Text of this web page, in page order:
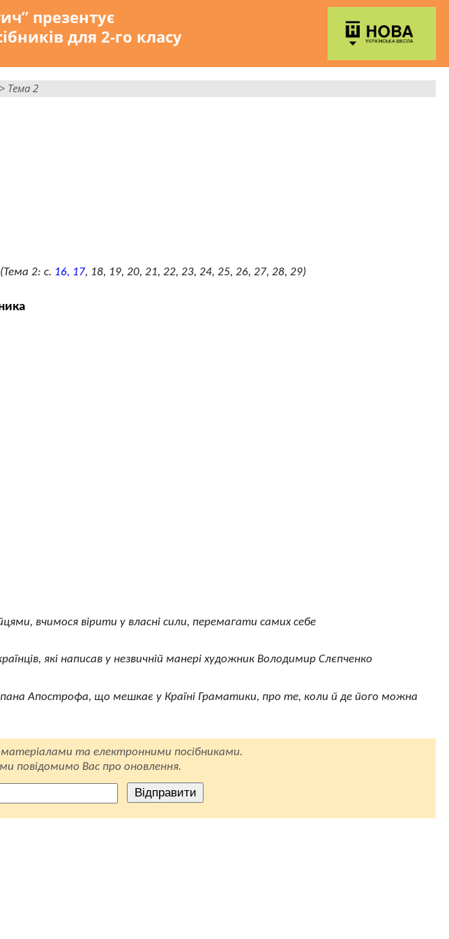
презентує
для 2-го класу
Тема 2
(Тема 2: с. 16, 17, 18, 19, 20, 21, 22, 23, 24, 25, 26, 27, 28, 29)
вчимося вірити у власні сили, перемагати самих себе
які написав у незвичній манері художник Володимир Слєпченко
Апострофа, що мешкає у Країні Граматики, про те, коли й де його можна
та електронними посібниками.
повідомимо Вас про оновлення.
Відправити